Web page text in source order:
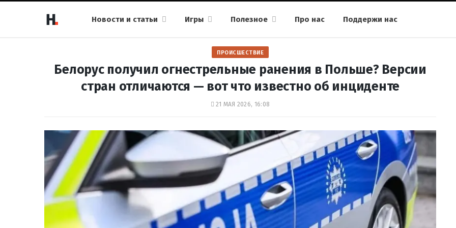
Новости и статьи Игры Полезное Про нас Поддержи нас
ПРОИСШЕСТВИЕ
Белорус получил огнестрельные ранения в Польше? Версии
стран отличаются — вот что известно об инциденте
21 МАЯ 2026, 16:08